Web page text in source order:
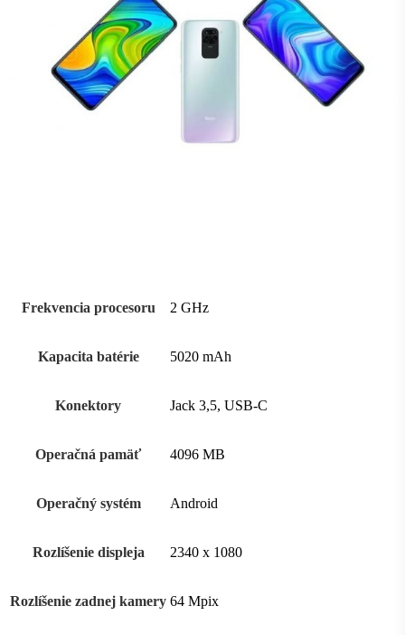
Frekvencia procesoru 2 GHz
Kapacita batérie 5020 mAh
Konektory Jack 3,5, USB-C
Operačná pamäť 4096 MB
Operačný systém Android
Rozlíšenie displeja 2340 x 1080
Rozlíšenie zadnej kamery 64 Mpix